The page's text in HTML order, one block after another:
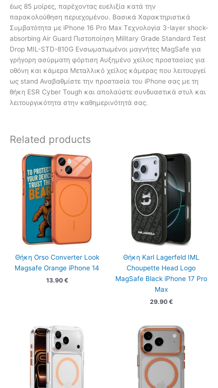
έως 85 μοίρες, παρέχοντας ευελιξία κατά την
παρακολούθηση περιεχομένου. Βασικά Χαρακτηριστικά
Συμβατότητα με iPhone 16 Pro Max Τεχνολογία 3-layer shock-
absorbing Air Guard Πιστοποίηση Military Grade Standard Test
Drop MIL-STD-810G Ενσωματωμένοι μαγνήτες MagSafe για
γρήγορη ασύρματη φόρτιση Αυξημένο χείλος προστασίας για
οθόνη και κάμερα Μεταλλικό χείλος κάμερας που λειτουργεί
ως stand Αναβαθμίστε την προστασία του iPhone σας με τη
θήκη ESR Cyber Tough και απολαύστε συνδυαστικά στυλ και
λειτουργικότητα στην καθημερινότητά σας.
Related products
Θήκη Orso Converter Look
Magsafe Orange iPhone 14
13.90 €
Θήκη Karl Lagerfeld IML
Choupette Head Logo
MagSafe Black iPhone 17 Pro
Max
29.90 €